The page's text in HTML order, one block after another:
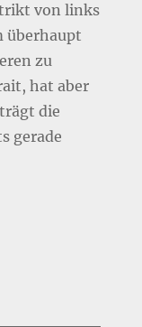
von links
überhaupt
zu
hat aber
die
gerade